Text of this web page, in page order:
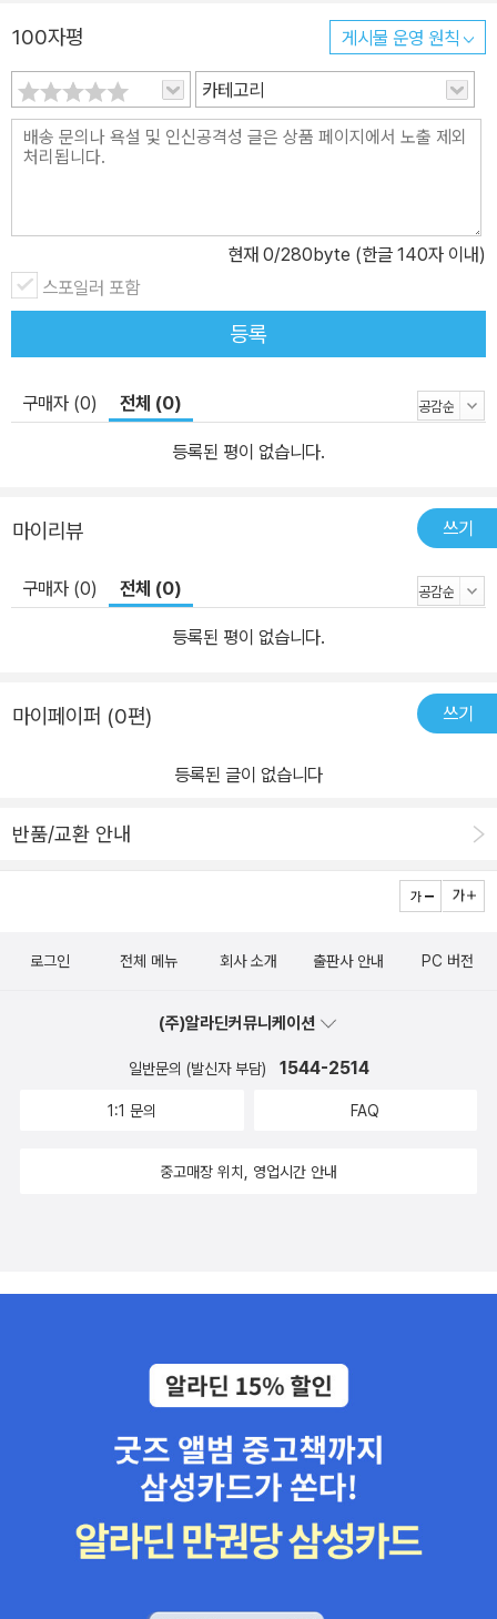
100자평 게시물 운영 원칙
카테고리
현재 0/280byte (한글 140자 이내)
스포일러 포함
등록
구매자 (0) 전체 (0)
등록된 평이 없습니다.
마이리뷰 쓰기
구매자 (0) 전체 (0)
등록된 평이 없습니다.
마이페이퍼 (0편) 쓰기
등록된 글이 없습니다
반품/교환 안내
로그인 전체 메뉴 회사 소개 출판사 안내 PC 버전
(주)알라딘커뮤니케이션
일반문의 (발신자 부담) 1544-2514
1:1 문의 FAQ
중고매장 위치, 영업시간 안내